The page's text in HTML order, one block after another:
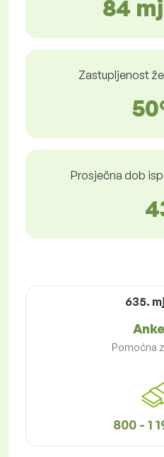
84
Zastupljenost
Prosječna dob
635.
Pomoćna
800 - 1